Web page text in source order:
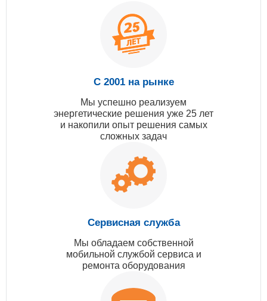
С 2001 на рынке
Мы успешно реализуем
энергетические решения уже 25 лет
и накопили опыт решения самых
сложных задач
Сервисная служба
Мы обладаем собственной
мобильной службой сервиса и
ремонта оборудования